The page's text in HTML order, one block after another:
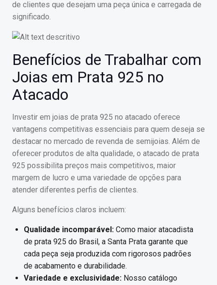
de clientes que desejam uma peça única e carregada de
significado.
Benefícios de Trabalhar com
Joias em Prata 925 no
Atacado
Investir em joias de prata 925 no atacado oferece
vantagens competitivas essenciais para quem deseja se
destacar no mercado de revenda de semijoias. Além de
oferecer produtos de alta qualidade, o atacado de prata
925 possibilita preços mais competitivos, maior
margem de lucro e uma variedade de opções para
atender diferentes perfis de clientes.
Alguns benefícios claros incluem:
Qualidade incomparável: Como maior atacadista
de prata 925 do Brasil, a Santa Prata garante que
cada peça seja produzida com rigorosos padrões
de acabamento e durabilidade.
Variedade e exclusividade: Nosso catálogo